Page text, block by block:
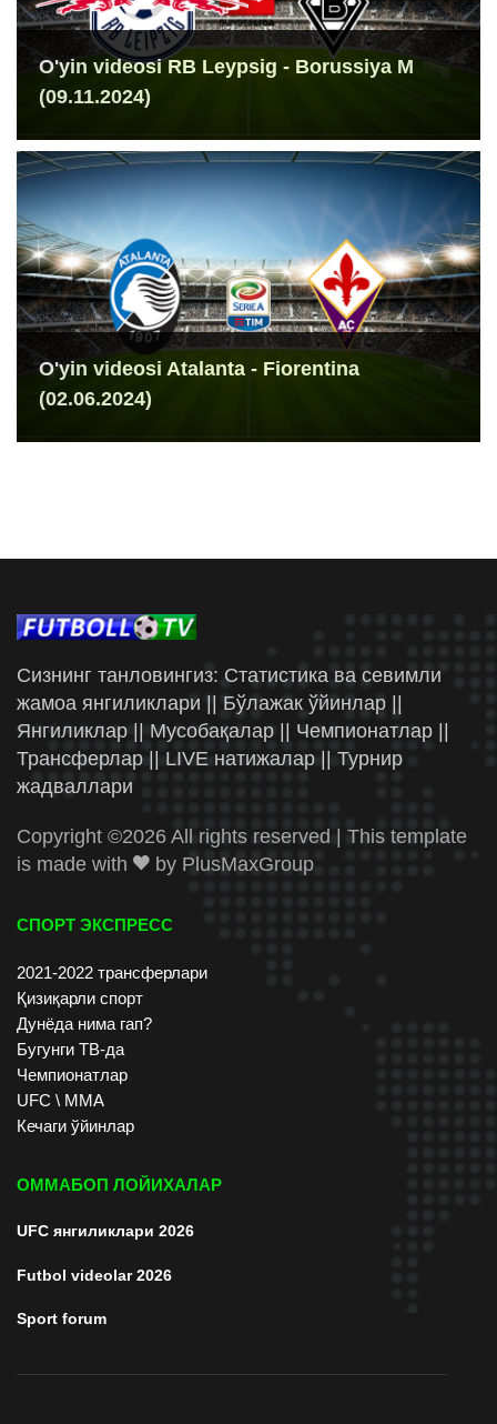
O'yin videosi RB Leypsig - Borussiya M
(09.11.2024)
O'yin videosi Atalanta - Fiorentina
(02.06.2024)
Сизнинг танловингиз: Статистика ва севимли
жамоа янгиликлари || Бўлажак ўйинлар ||
Янгиликлар || Мусобақалар || Чемпионатлар ||
Трансферлар || LIVE натижалар || Турнир
жадваллари
Copyright ©2026 All rights reserved | This template
is made with
by PlusMaxGroup
СПОРТ ЭКСПРЕСС
2021-2022 трансферлари
Қизиқарли спорт
Дунёда нима гап?
Бугунги ТВ-да
Чемпионатлар
UFC \ ММА
Кечаги ўйинлар
ОММАБОП ЛОЙИХАЛАР
UFC янгиликлари 2026
Futbol videolar 2026
Sport forum